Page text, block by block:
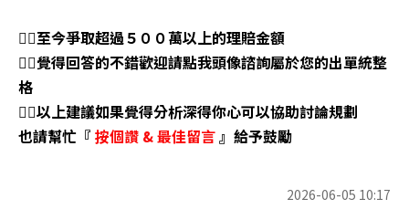
👉🏼至今爭取超過５００萬以上的理賠金額
👉🏼覺得回答的不錯歡迎請點我頭像諮詢屬於您的出單統整
格
👉🏼以上建議如果覺得分析深得你心可以協助討論規劃
也請幫忙『 按個讚 &最佳留言』給予鼓勵
2026-06-05 10:17